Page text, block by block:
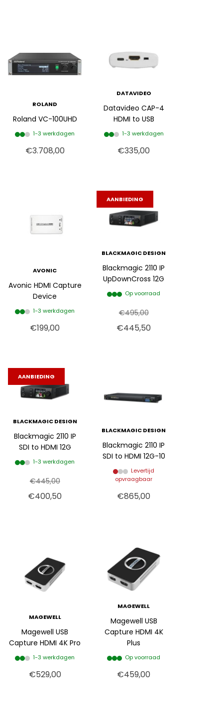
ROLAND
Roland VC-100UHD
1-3 werkdagen
€3.708,00
DATAVIDEO
Datavideo CAP-4
HDMI to USB
1-3 werkdagen
€335,00
AVONIC
Avonic HDMI Capture
Device
1-3 werkdagen
€199,00
BLACKMAGIC DESIGN
Blackmagic 2110 IP
UpDownCross 12G
Op voorraad
€495,00
€445,50
AANBIEDING
BLACKMAGIC DESIGN
Blackmagic 2110 IP
SDI to HDMI 12G
1-3 werkdagen
€445,00
€400,50
AANBIEDING
BLACKMAGIC DESIGN
Blackmagic 2110 IP
SDI to HDMI 12G-10
Levertijd
opvraagbaar
€865,00
MAGEWELL
Magewell USB
Capture HDMI 4K Pro
1-3 werkdagen
€529,00
MAGEWELL
Magewell USB
Capture HDMI 4K
Plus
Op voorraad
€459,00